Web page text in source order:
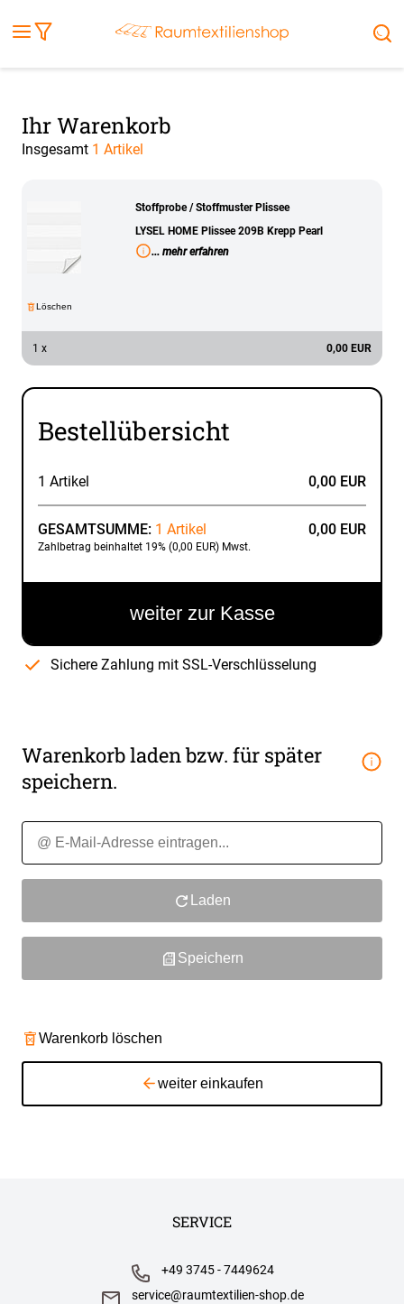
Außenrollo
Stoffe
Markise Sonnensegel
Ihr Warenkorb
Insgesamt 1 Artikel
weiter einkaufen
Stoffprobe / Stoffmuster Plissee
LYSEL HOME Plissee 209B Krepp Pearl
... mehr erfahren
Löschen
0,00 EUR
1 x
Bestellübersicht
1 Artikel 0,00 EUR
GESAMTSUMME: 1 Artikel
Zahlbetrag beinhaltet 19% (0,00 EUR) Mwst.
0,00 EUR
weiter zur Kasse
Sichere Zahlung mit SSL-Verschlüsselung
Warenkorb laden bzw. für später
speichern.
Laden
Speichern
Warenkorb löschen
SERVICE
+49 3745 - 7449624
service@raumtextilien-shop.de